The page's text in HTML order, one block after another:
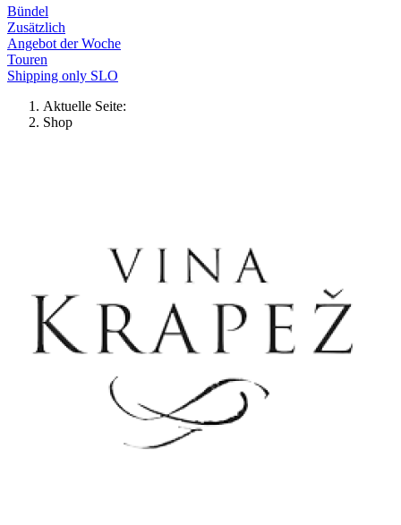
Bündel
Zusätzlich
Angebot der Woche
Touren
Shipping only SLO
Aktuelle Seite:
Shop